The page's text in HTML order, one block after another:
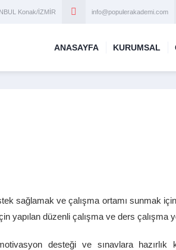
Konak/İZMİR info@populerakademi.com
ANASAYFA KURUMSAL
sağlamak ve çalışma ortamı sunmak
yapılan düzenli çalışma ve ders çalışma
desteği ve sınavlara hazırlık